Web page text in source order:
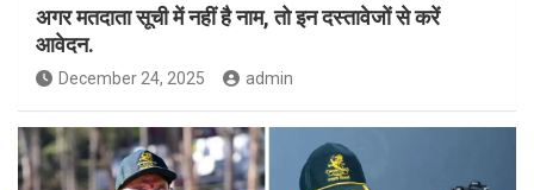
अगर मतदाता सूची में नहीं है नाम, तो इन दस्तावेजों से करें
आवेदन.
December 24, 2025 admin